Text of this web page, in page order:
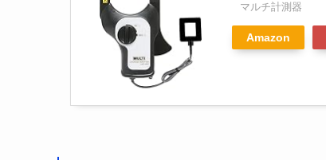
マルチ計測器
Amazon